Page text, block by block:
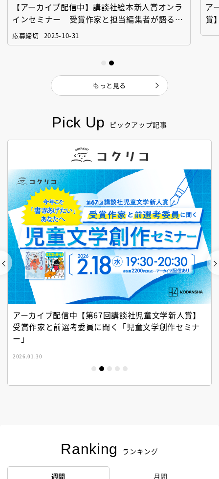
Pick Up ピックアップ記事
アーカイブ配信中【第67回講談社児童文学新人賞】
受賞作家と前選考委員に聞く「児童文学創作セミナ
ー」
2026.01.30
Ranking ランキング
週間 月間
【アーカイブ配信中】講談社絵本新人賞オンラ
インセミナー 受賞作家と担当編集者が語る
「絵本創作実践講座」
応募締切 2025-10-31
ア
賞
もっと見る